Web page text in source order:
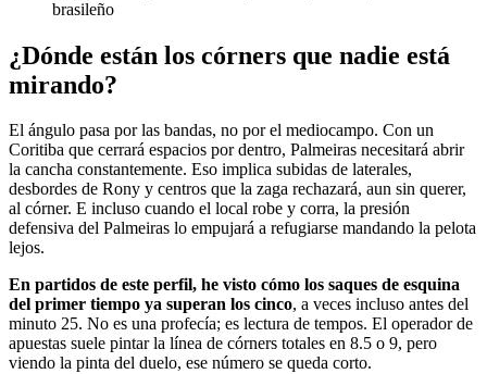
brasileño
¿Dónde están los córners que nadie está
mirando?
El ángulo pasa por las bandas, no por el mediocampo. Con un
Coritiba que cerrará espacios por dentro, Palmeiras necesitará abrir
la cancha constantemente. Eso implica subidas de laterales,
desbordes de Rony y centros que la zaga rechazará, aun sin querer,
al córner. E incluso cuando el local robe y corra, la presión
defensiva del Palmeiras lo empujará a refugiarse mandando la pelota
lejos.
En partidos de este perfil, he visto cómo los saques de esquina
del primer tiempo ya superan los cinco, a veces incluso antes del
minuto 25. No es una profecía; es lectura de tempos. El operador de
apuestas suele pintar la línea de córners totales en 8.5 o 9, pero
viendo la pinta del duelo, ese número se queda corto.